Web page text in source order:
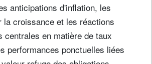
anticipations d'inflation, les
la croissance et les réactions
centrales en matière de taux
performances ponctuelles liées